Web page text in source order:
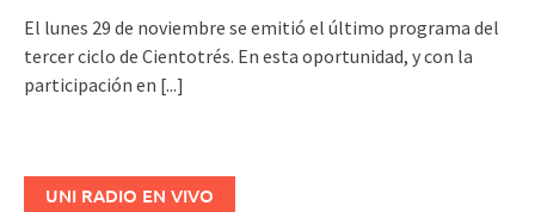
El lunes 29 de noviembre se emitió el último programa del
tercer ciclo de Cientotrés. En esta oportunidad, y con la
participación en [...]
UNI RADIO EN VIVO